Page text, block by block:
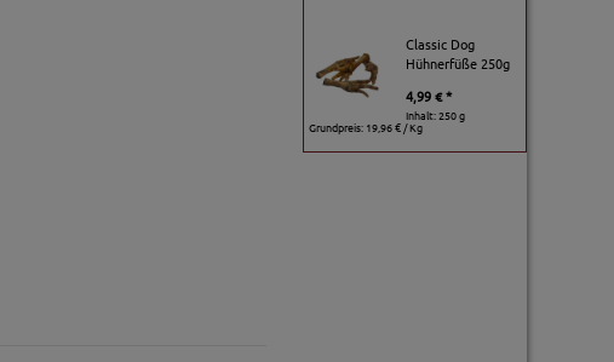
Classic Dog
Hühnerfüße 250g
4,99 € *
Inhalt: 250 g
Grundpreis: 19,96 € / Kg